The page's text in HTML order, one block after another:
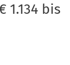
1.134 bis